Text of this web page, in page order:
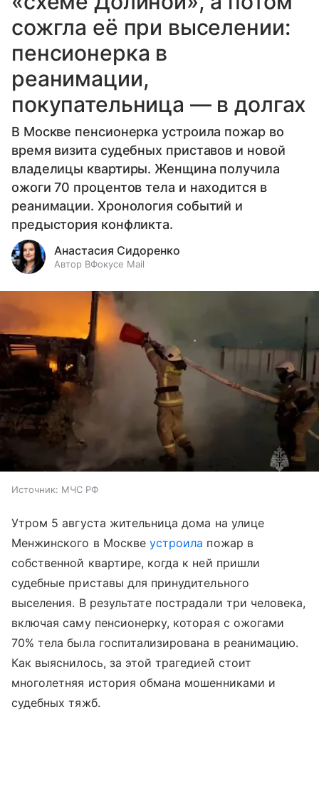
сожгла её при выселении:
пенсионерка в
реанимации,
покупательница — в долгах
В Москве пенсионерка устроила пожар во
время визита судебных приставов и новой
владелицы квартиры. Женщина получила
ожоги 70 процентов тела и находится в
реанимации. Хронология событий и
предыстория конфликта.
Анастасия Сидоренко
Автор ВФокусе Mail
Источник: МЧС РФ
Утром 5 августа жительница дома на улице
Менжинского в Москвеустроила пожар в
собственной квартире, когда к ней пришли
судебные приставы для принудительного
выселения. В результате пострадали три человека,
включая саму пенсионерку, которая с ожогами
70% тела была госпитализирована в реанимацию.
Как выяснилось, за этой трагедией стоит
многолетняя история обмана мошенниками и
судебных тяжб.